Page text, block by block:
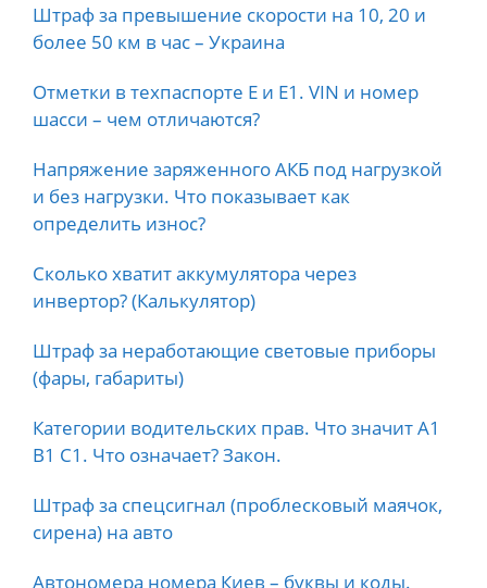
Штраф за превышение скорости на 10, 20 и
более 50 км в час – Украина
Отметки в техпаспорте E и E1. VIN и номер
шасси – чем отличаются?
Напряжение заряженного АКБ под нагрузкой
и без нагрузки. Что показывает как
определить износ?
Сколько хватит аккумулятора через
инвертор? (Калькулятор)
Штраф за неработающие световые приборы
(фары, габариты)
Категории водительских прав. Что значит А1
B1 C1. Что означает? Закон.
Штраф за спецсигнал (проблесковый маячок,
сирена) на авто
Автономера номера Киев – буквы и коды.